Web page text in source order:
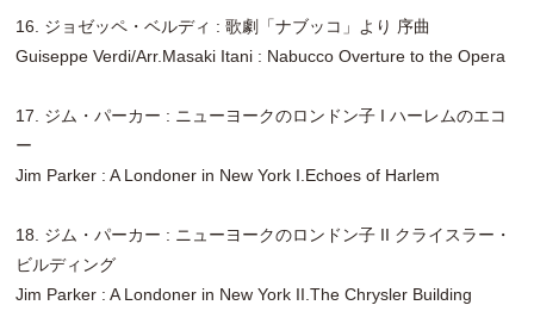
16. ジョゼッペ・ベルディ : 歌劇「ナブッコ」より 序曲
Guiseppe Verdi/Arr.Masaki Itani : Nabucco Overture to the Opera
17. ジム・パーカー : ニューヨークのロンドン子 I ハーレムのエコ
ー
Jim Parker : A Londoner in New York I.Echoes of Harlem
18. ジム・パーカー : ニューヨークのロンドン子 II クライスラー・
ビルディング
Jim Parker : A Londoner in New York II.The Chrysler Building